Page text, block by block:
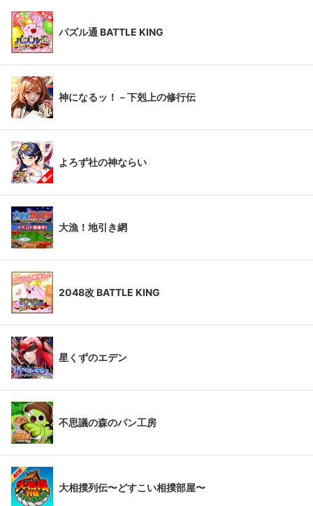
パズル通 BATTLE KING
神になるッ！－下剋上の修行伝
よろず社の神ならい
大漁！地引き網
2048改 BATTLE KING
星くずのエデン
不思議の森のパン工房
大相撲列伝〜どすこい相撲部屋〜